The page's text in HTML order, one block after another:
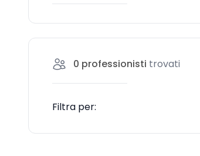
0 professionisti trovati
Filtra per: